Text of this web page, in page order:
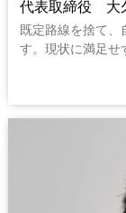
代表取締役 大
既定路線を捨て、
す。現状に満足せ